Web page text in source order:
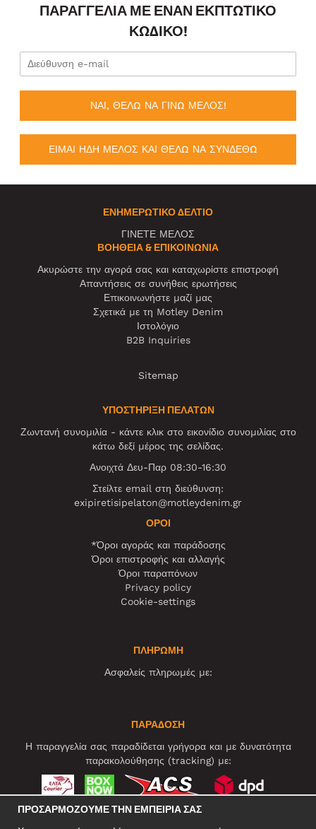
ΠΑΡΑΓΓΕΛΊΑ ΜΕ ΈΝΑΝ ΕΚΠΤΩΤΙΚΌ
ΚΩΔΙΚΌ!
ΝΑΙ, ΘΕΛΩ ΝΑ ΓΙΝΩ ΜΕΛΟΣ!
ΕΙΜΑΙ ΗΔΗ ΜΕΛΟΣ ΚΑΙ ΘΕΛΩ ΝΑ ΣΥΝΔΕΘΩ
ΕΝΗΜΕΡΩΤΙΚΌ ΔΕΛΤΊΟ
ΓΙΝΕΤΕ ΜΕΛΟΣ
ΒΟΉΘΕΙΑ & ΕΠΙΚΟΙΝΩΝΊΑ
Ακυρώστε την αγορά σας και καταχωρίστε επιστροφή
Απαντήσεις σε συνήθεις ερωτήσεις
Επικοινωνήστε μαζί μας
Σχετικά με τη Motley Denim
Ιστολόγιο
B2B Inquiries
Sitemap
ΥΠΟΣΤΗΡΙΞΗ ΠΕΛΑΤΩΝ
Ζωντανή συνομιλία - κάντε κλικ στο εικονίδιο συνομιλίας στο
κάτω δεξί μέρος της σελίδας.
Ανοιχτά Δευ-Παρ 08:30-16:30
Στείλτε email στη διεύθυνση:
exipiretisipelaton@motleydenim.gr
ΌΡΟΙ
*Όροι αγοράς και παράδοσης
Όροι επιστροφής και αλλαγής
Όροι παραπόνων
Privacy policy
Cookie-settings
ΠΛΗΡΩΜΗ
Ασφαλείς πληρωμές με:
ΠΑΡΑΔΟΣΗ
Η παραγγελία σας παραδίδεται γρήγορα και με δυνατότητα
παρακολούθησης (tracking) με:
ΠΡΟΣΑΡΜΌΖΟΥΜΕ ΤΗΝ ΕΜΠΕΙΡΊΑ ΣΑΣ